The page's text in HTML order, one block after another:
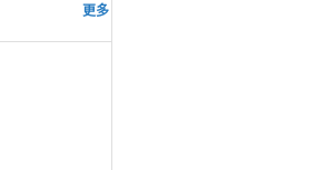
更多 >>